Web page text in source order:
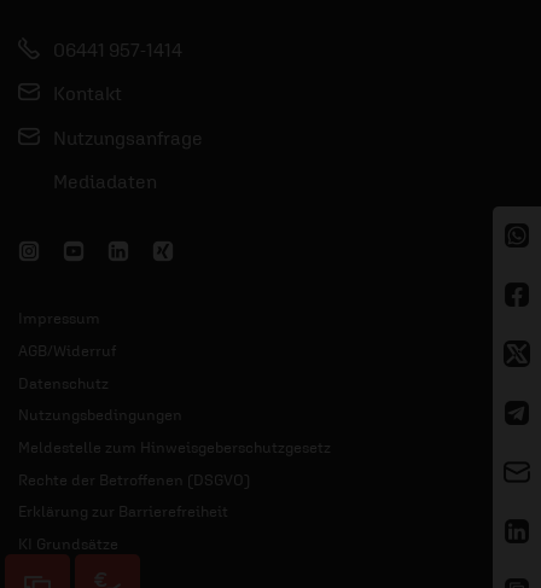
06441 957-1414
Kontakt
Nutzungsanfrage
Mediadaten
Impressum
AGB/Widerruf
Datenschutz
Nutzungsbedingungen
Meldestelle zum Hinweisgeberschutzgesetz
Rechte der Betroffenen (DSGVO)
Erklärung zur Barrierefreiheit
KI Grundsätze